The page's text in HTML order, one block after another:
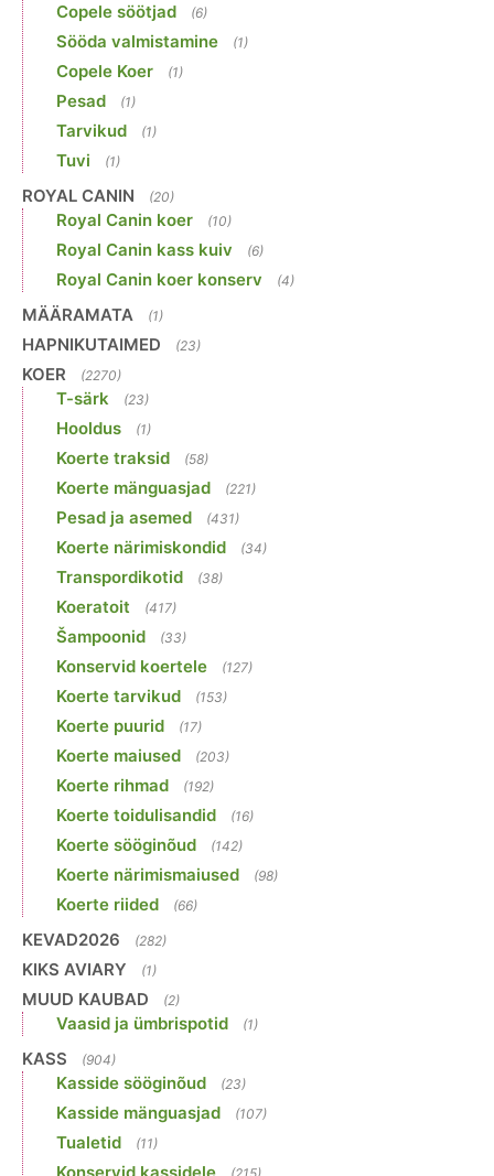
Copele söötjad (6)
Sööda valmistamine (1)
Copele Koer (1)
Pesad (1)
Tarvikud (1)
Tuvi (1)
ROYAL CANIN (20)
Royal Canin koer (10)
Royal Canin kass kuiv (6)
Royal Canin koer konserv (4)
MÄÄRAMATA (1)
HAPNIKUTAIMED (23)
KOER (2270)
T-särk (23)
Hooldus (1)
Koerte traksid (58)
Koerte mänguasjad (221)
Pesad ja asemed (431)
Koerte närimiskondid (34)
Transpordikotid (38)
Koeratoit (417)
Šampoonid (33)
Konservid koertele (127)
Koerte tarvikud (153)
Koerte puurid (17)
Koerte maiused (203)
Koerte rihmad (192)
Koerte toidulisandid (16)
Koerte sööginõud (142)
Koerte närimismaiused (98)
Koerte riided (66)
KEVAD2026 (282)
KIKS AVIARY (1)
MUUD KAUBAD (2)
Vaasid ja ümbrispotid (1)
KASS (904)
Kasside sööginõud (23)
Kasside mänguasjad (107)
Tualetid (11)